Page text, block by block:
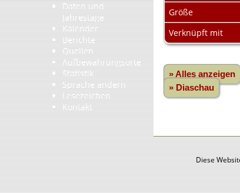
Daten und
Jahrestage
Kalender
Berichte
Quellen
Aufbewahrungsorte
Statistik
Sprache ändern
Lesezeichen
Kontakt
Größe
Verknüpft mit
» Alles anzeigen
» Diaschau
Diese